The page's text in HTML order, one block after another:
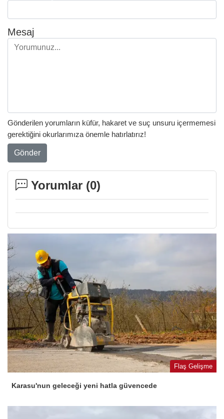
Mesaj
Gönderilen yorumların küfür, hakaret ve suç unsuru içermemesi
gerektiğini okurlarımıza önemle hatırlatırız!
Gönder
Yorumlar (0)
Flaş Gelişme
Karasu'nun geleceği yeni hatla güvencede